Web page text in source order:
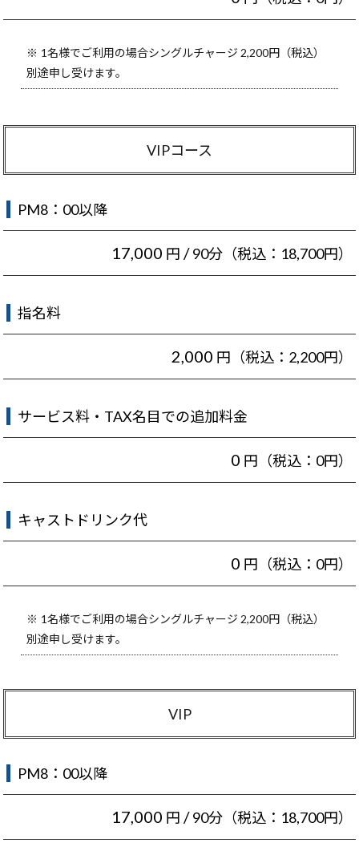
1名様でご利用の場合シングルチャージ 2,200円（税込）
別途申し受けます。
VIPコース
PM8：00以降
17,000 円 / 90分（税込：18,700円）
指名料
2,000 円（税込：2,200円）
サービス料・TAX名目での追加料金
0 円（税込：0円）
キャストドリンク代
0 円（税込：0円）
1名様でご利用の場合シングルチャージ 2,200円（税込）
別途申し受けます。
VIP
PM8：00以降
17,000 円 / 90分（税込：18,700円）